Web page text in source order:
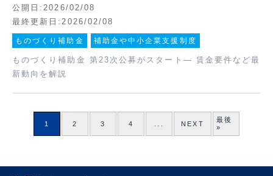
公開日:2026/02/08
最終更新日:2026/02/08
ものづくり補助金 補助金や中小企業支援制度
ものづくり補助金 第23次公募がスタート― 賃金要件など最
新動向を解説
1 2 3 4 NEXT
最後
»